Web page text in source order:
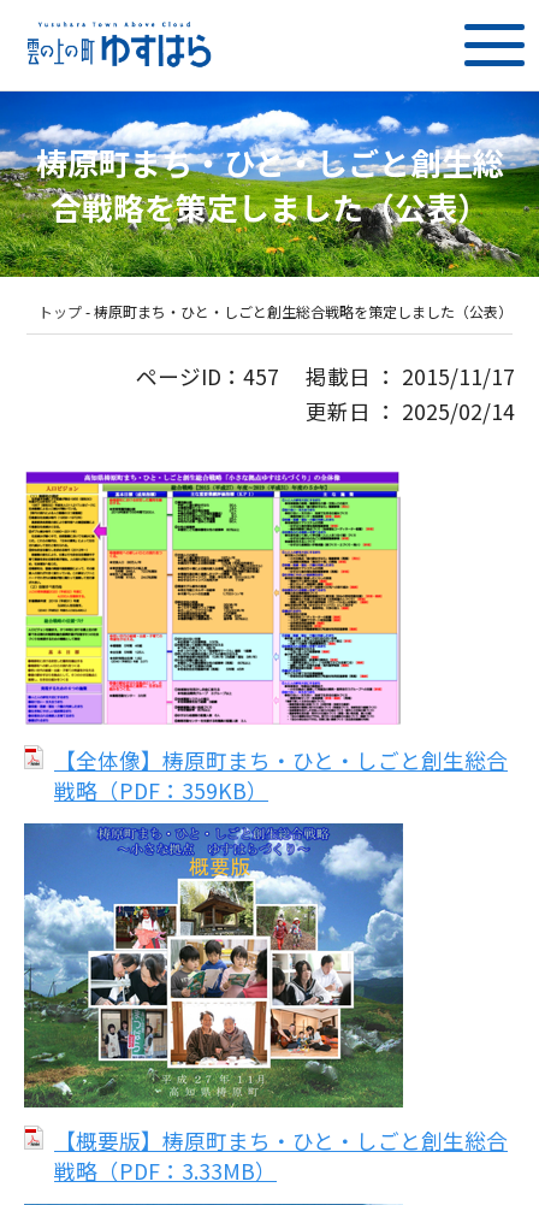
梼原町まち・ひと・しごと創生総
合戦略を策定しました（公表）
トップ-梼原町まち・ひと・しごと創生総合戦略を策定しました（公表）
ページID：457 掲載日 ： 2015/11/17
更新日 ： 2025/02/14
【全体像】梼原町まち・ひと・しごと創生総合
戦略（PDF：359KB）
【概要版】梼原町まち・ひと・しごと創生総合
戦略（PDF：3.33MB）